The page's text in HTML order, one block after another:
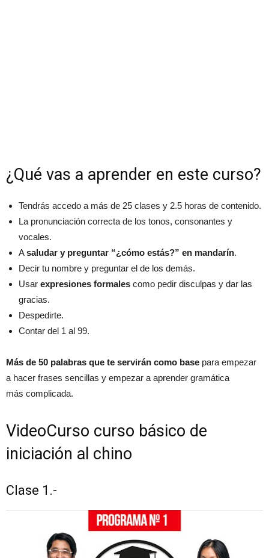
¿Qué vas a aprender en este curso?
Tendrás accedo a más de 25 clases y 2.5 horas de contenido.
La pronunciación correcta de los tonos, consonantes y
vocales.
Asaludar y preguntar “¿cómo estás?” en mandarín.
Decir tu nombre y preguntar el de los demás.
Usar expresiones formales como pedir disculpas y dar las
gracias.
Despedirte.
Contar del 1 al 99.
Más de 50 palabras que te servirán como base para empezar
a hacer frases sencillas y empezar a aprender gramática
más complicada.
VideoCurso curso básico de
iniciación al chino
Clase 1.-